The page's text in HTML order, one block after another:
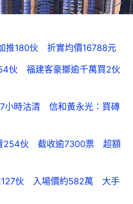
推180伙 折實均價16788元
伙 福建客豪擲逾千萬買2伙
時沽清 信和黃永光：買磚
254伙 截收逾7300票 超額
127伙 入場價約582萬 大手